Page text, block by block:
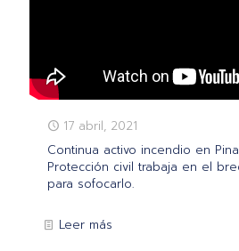
17 abril, 2021
Continua activo incendio en
Protección civil trabaja en el
para sofocarlo.
Leer más